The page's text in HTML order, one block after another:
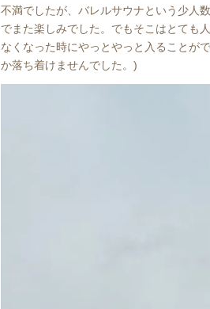
不満でしたが、バレルサウナという少人
でまた楽しみでした。でもそこはとても
なくなった時にやっとやっと入ることが
か落ち着けませんでした。)